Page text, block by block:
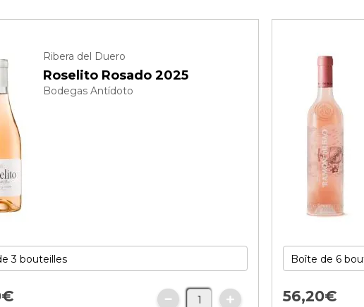
Ribera del Duero
Roselito Rosado 2025
Bodegas Antídoto
€ 56,20€